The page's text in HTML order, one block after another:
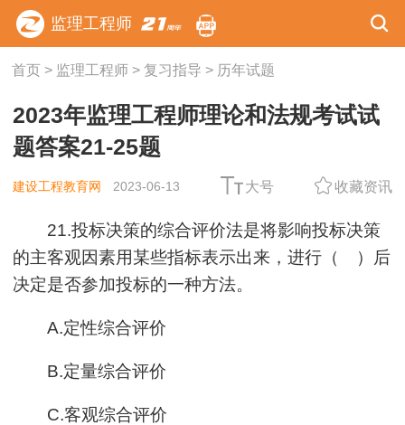
监理工程师
首页> 监理工程师> 复习指导 > 历年试题
2023年监理工程师理论和法规考试试
题答案21-25题
建设工程教育网 2023-06-13 大号 收藏资讯
21.投标决策的综合评价法是将影响投标决策
的主客观因素用某些指标表示出来，进行（ ）后
决定是否参加投标的一种方法。
A.定性综合评价
B.定量综合评价
C.客观综合评价